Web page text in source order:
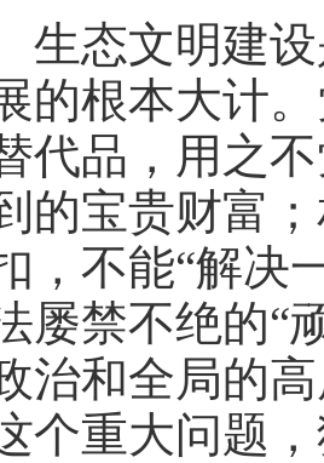
态文明建设
的根本大计
代品，用之
的宝贵财富
，不能“解决
屡禁不绝的“
治和全局的
个重大问题